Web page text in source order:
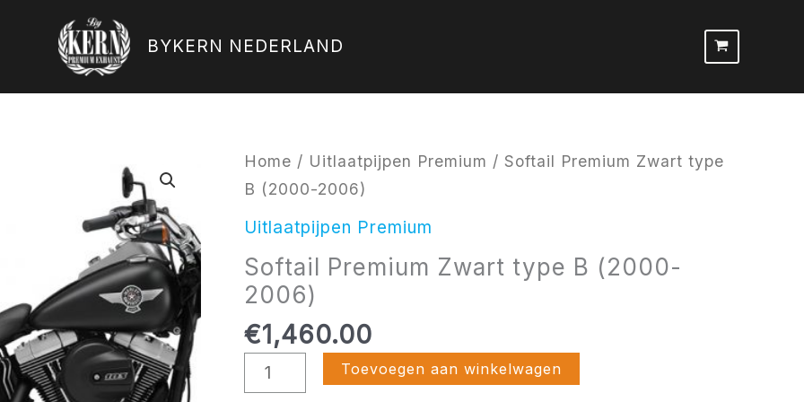
BYKERN NEDERLAND
Home / Uitlaatpijpen Premium / Softail Premium Zwart type
B (2000-2006)
Uitlaatpijpen Premium
Softail Premium Zwart type B (2000-
2006)
€1,460.00
Softail
Premium
Zwart
B
(2000-
2006)
aantal
Toevoegen aan winkelwagen